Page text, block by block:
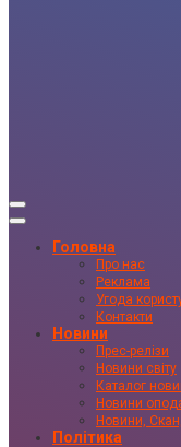
Головна
Про нас
Реклама
Угода
Контакти
Новини
Прес-релізи
Новини світу
Каталог
Новини
Новини,
Політика